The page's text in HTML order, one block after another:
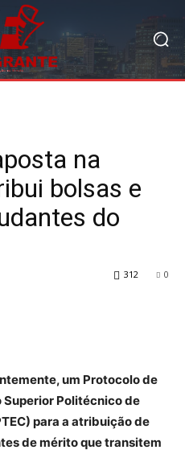
na
bolsas e
do
0
312
um Protocolo de
Politécnico de
para a atribuição de
de mérito que transitem